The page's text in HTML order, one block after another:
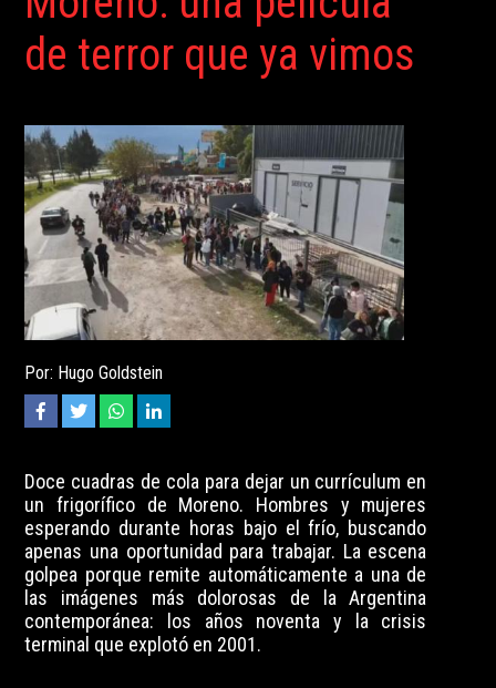
de terror que ya vimos
Por: Hugo Goldstein
Doce cuadras de cola para dejar un currículum en
un frigorífico de Moreno. Hombres y mujeres
esperando durante horas bajo el frío, buscando
apenas una oportunidad para trabajar. La escena
golpea porque remite automáticamente a una de
las imágenes más dolorosas de la Argentina
contemporánea: los años noventa y la crisis
terminal que explotó en 2001.